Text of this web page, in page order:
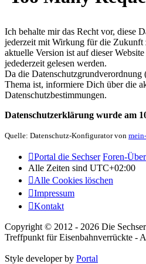
Ich behalte mir das Recht vor, diese
jederzeit mit Wirkung für die Zukunft
aktuelle Version ist auf dieser
jedederzeit gelesen werden.
Da die
Thema ist, informiere Dich über die
Datenschutzbestimmungen.
Datenschutzerklärung wurde am
Quelle: Datenschutz-Konfigurator von
Portal die Sechser Foren-
Alle Zeiten sind UTC+02:00
Alle Cookies löschen
Impressum
Kontakt
Copyright © 2012 - 2026 Die
Treffpunkt für Eisenbahnverrückte -
Style developer by Portal